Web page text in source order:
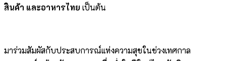
สินค้า และอาหารไทย เป็นต้น
มาร่วมสัมผัสกับประสบการณ์แห่งความสุขในช่วงเทศกาล